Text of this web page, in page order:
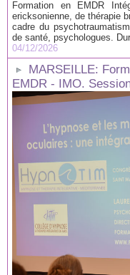
Formation en EMDR
ericksonienne, de thérapie
cadre du
de santé, psychologues.
04/12/2026
MARSEILLE:
EMDR - IMO.